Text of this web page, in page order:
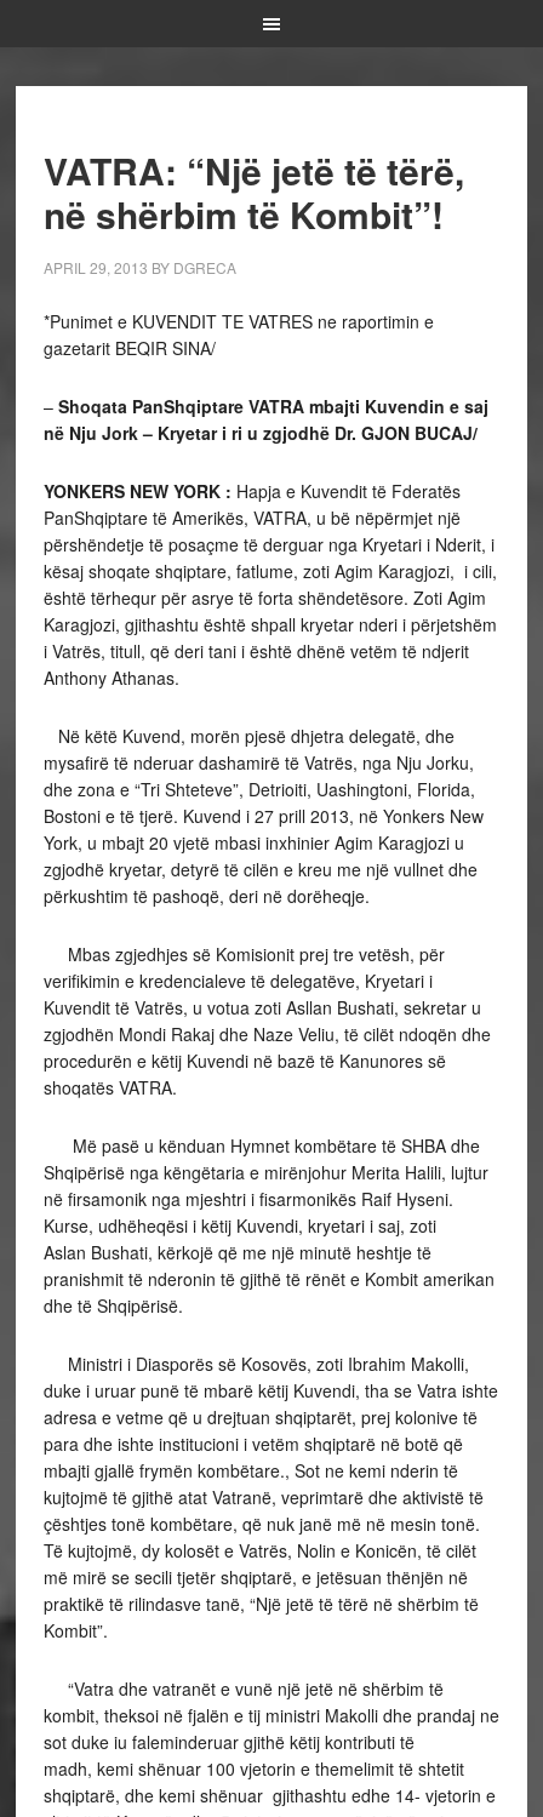
VATRA: “Një jetë të tërë,
në shërbim të Kombit”!
APRIL 29, 2013 BY DGRECA
*Punimet e KUVENDIT TE VATRES ne raportimin e
gazetarit BEQIR SINA/
–Shoqata PanShqiptare VATRA mbajti Kuvendin e saj
në Nju Jork – Kryetar i ri u zgjodhë Dr. GJON BUCAJ/
YONKERS NEW YORK : Hapja e Kuvendit të Fderatës
PanShqiptare të Amerikës, VATRA, u bë nëpërmjet një
përshëndetje të posaçme të derguar nga Kryetari i Nderit, i
kësaj shoqate shqiptare, fatlume, zoti Agim Karagjozi, i cili,
është tërhequr për asrye të forta shëndetësore. Zoti Agim
Karagjozi, gjithashtu është shpall kryetar nderi i përjetshëm
i Vatrës, titull, që deri tani i është dhënë vetëm të ndjerit
Anthony Athanas.
Në këtë Kuvend, morën pjesë dhjetra delegatë, dhe
mysafirë të nderuar dashamirë të Vatrës, nga Nju Jorku,
dhe zona e “Tri Shteteve”, Detrioiti, Uashingtoni, Florida,
Bostoni e të tjerë. Kuvend i 27 prill 2013, në Yonkers New
York, u mbajt 20 vjetë mbasi inxhinier Agim Karagjozi u
zgjodhë kryetar, detyrë të cilën e kreu me një vullnet dhe
përkushtim të pashoqë, deri në dorëheqje.
Mbas zgjedhjes së Komisionit prej tre vetësh, për
verifikimin e kredencialeve të delegatëve, Kryetari i
Kuvendit të Vatrës, u votua zoti Asllan Bushati, sekretar u
zgjodhën Mondi Rakaj dhe Naze Veliu, të cilët ndoqën dhe
procedurën e këtij Kuvendi në bazë të Kanunores së
shoqatës VATRA.
Më pasë u kënduan Hymnet kombëtare të SHBA dhe
Shqipërisë nga këngëtaria e mirënjohur Merita Halili, lujtur
në firsamonik nga mjeshtri i fisarmonikës Raif Hyseni.
Kurse, udhëheqësi i këtij Kuvendi, kryetari i saj, zoti
Aslan Bushati, kërkojë që me një minutë heshtje të
pranishmit të nderonin të gjithë të rënët e Kombit amerikan
dhe të Shqipërisë.
Ministri i Diasporës së Kosovës, zoti Ibrahim Makolli,
duke i uruar punë të mbarë këtij Kuvendi, tha se Vatra ishte
adresa e vetme që u drejtuan shqiptarët, prej kolonive të
para dhe ishte institucioni i vetëm shqiptarë në botë që
mbajti gjallë frymën kombëtare., Sot ne kemi nderin të
kujtojmë të gjithë atat Vatranë, veprimtarë dhe aktivistë të
çështjes tonë kombëtare, që nuk janë më në mesin tonë.
Të kujtojmë, dy kolosët e Vatrës, Nolin e Konicën, të cilët
më mirë se secili tjetër shqiptarë, e jetësuan thënjën në
praktikë të rilindasve tanë, “Një jetë të tërë në shërbim të
Kombit”.
“Vatra dhe vatranët e vunë një jetë në shërbim të
kombit, theksoi në fjalën e tij ministri Makolli dhe prandaj ne
sot duke iu faleminderuar gjithë këtij kontributi të
madh, kemi shënuar 100 vjetorin e themelimit të shtetit
shqiptarë, dhe kemi shënuar gjithashtu edhe 14- vjetorin e